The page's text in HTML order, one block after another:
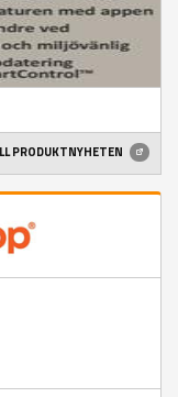
PRODUKTNYHETEN